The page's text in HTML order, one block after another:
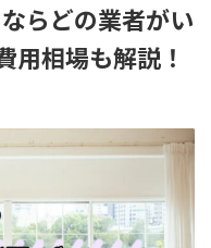
らどの業者がい
用相場も解説！